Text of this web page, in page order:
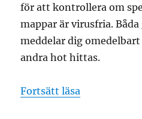
för att kontrollera om
mappar är virusfria.
meddelar dig
andra hot hittas.
Fortsätt läsa